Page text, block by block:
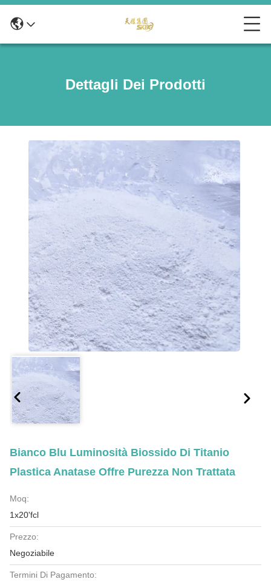
Dettagli Dei Prodotti
Bianco Blu Luminosità Biossido Di Titanio
Plastica Anatase Offre Purezza Non Trattata
Moq:
1x20'fcl
Prezzo:
Negoziabile
Termini Di Pagamento: